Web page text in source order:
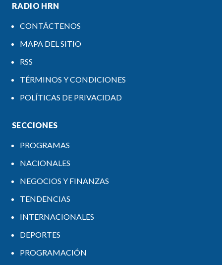
RADIO HRN
CONTÁCTENOS
MAPA DEL SITIO
RSS
TÉRMINOS Y CONDICIONES
POLÍTICAS DE PRIVACIDAD
SECCIONES
PROGRAMAS
NACIONALES
NEGOCIOS Y FINANZAS
TENDENCIAS
INTERNACIONALES
DEPORTES
PROGRAMACIÓN